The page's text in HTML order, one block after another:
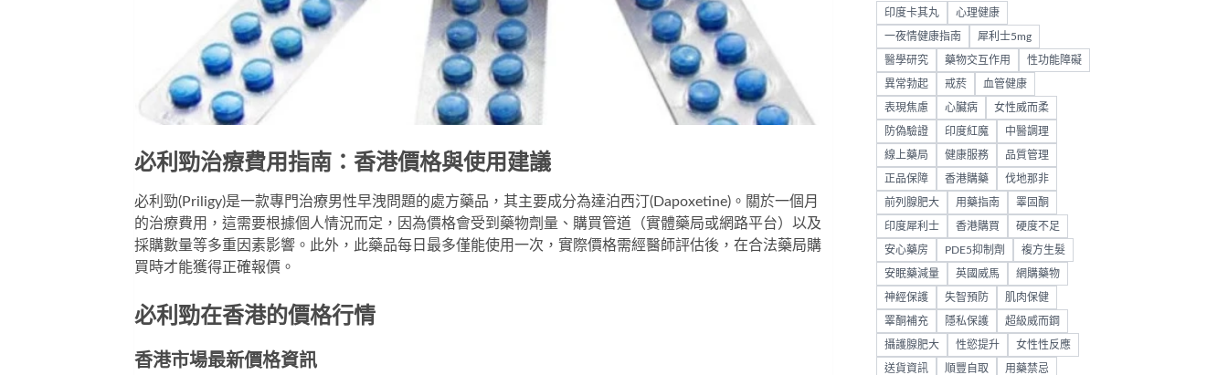
必利勁治療費用指南：香港價格與使用建議
必利勁(Priligy)是一款專門治療男性早洩問題的處方藥品，其主要成分為達泊西汀(Dapoxetine)。關於一個月
的治療費用，這需要根據個人情況而定，因為價格會受到藥物劑量、購買管道（實體藥局或網路平台）以及
採購數量等多重因素影響。此外，此藥品每日最多僅能使用一次，實際價格需經醫師評估後，在合法藥局購
買時才能獲得正確報價。
必利勁在香港的價格行情
香港市場最新價格資訊
印度卡其丸 心理健康
一夜情健康指南 犀利士5mg
醫學研究 藥物交互作用 性功能障礙
異常勃起 戒菸 血管健康
表現焦慮 心臟病 女性威而柔
防偽驗證 印度紅魔 中醫調理
線上藥局 健康服務 品質管理
正品保障 香港購藥 伐地那非
前列腺肥大 用藥指南 睪固酮
印度犀利士 香港購買 硬度不足
安心藥房 PDE5抑制劑 複方生髮
安眠藥減量 英國威馬 網購藥物
神經保護 失智預防 肌肉保健
睪酮補充 隱私保護 超級威而鋼
攝護腺肥大 性慾提升 女性性反應
送貨資訊 順豐自取 用藥禁忌